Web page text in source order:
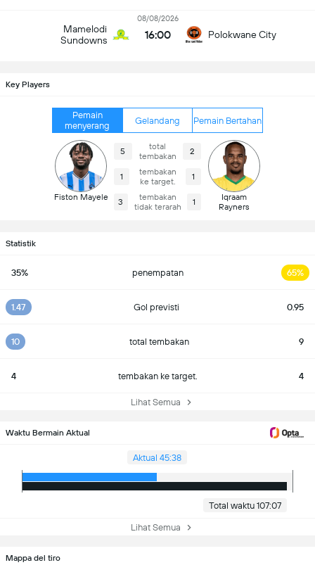
Mamelodi
Sundowns
08/08/2026
16:00 Polokwane City
Key Players
Pemain
menyerang
Gelandang Pemain Bertahan
Fiston Mayele
5
total
tembakan
2
1
tembakan
ke target.
1
3
tembakan
tidak terarah
1
Iqraam
Rayners
Statistik
35% penempatan 65%
1.47 Gol previsti 0.95
10 total tembakan 9
4 tembakan ke target. 4
Lihat Semua
Waktu Bermain Aktual
Aktual 45:38
Total waktu 107:07
Lihat Semua
Mappa del tiro